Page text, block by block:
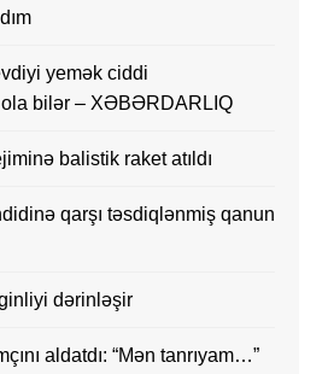
yemək ciddi
bilər – XƏBƏRDARLIQ
balistik raket atıldı
qarşı təsdiqlənmiş qanun
dərinləşir
aldatdı: “Mən tanrıyam…”